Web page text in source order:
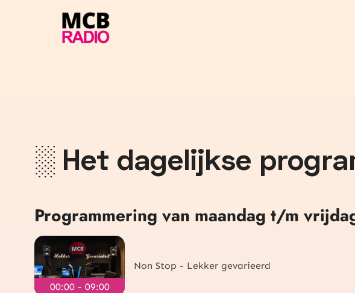
░ Het dagelijkse
Programmering van maandag t/m
00:00 - 09:00
Non Stop - Lekker gevarieerd